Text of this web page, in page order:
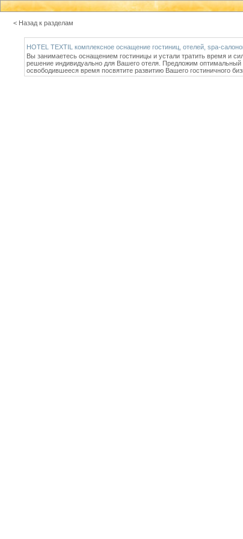
< Назад к разделам
HOTEL TEXTIL комплексное оснащение гостиниц, отелей, spa-
Вы занимаетесь оснащением гостиницы и устали тратить время и
решение индивидуально для Вашего отеля. Предложим
освободившееся время посвятите развитию Вашего гостиничного